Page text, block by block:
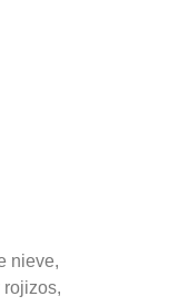
nieve,
rojizos,